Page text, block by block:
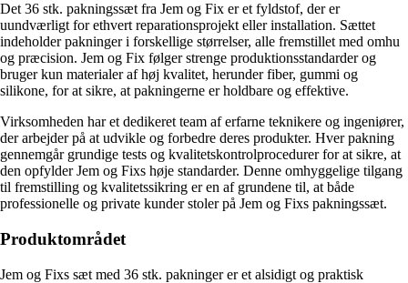
Det 36 stk. pakningssæt fra Jem og Fix er et fyldstof, der er
uundværligt for ethvert reparationsprojekt eller installation. Sættet
indeholder pakninger i forskellige størrelser, alle fremstillet med omhu
og præcision. Jem og Fix følger strenge produktionsstandarder og
bruger kun materialer af høj kvalitet, herunder fiber, gummi og
silikone, for at sikre, at pakningerne er holdbare og effektive.
Virksomheden har et dedikeret team af erfarne teknikere og ingeniører,
der arbejder på at udvikle og forbedre deres produkter. Hver pakning
gennemgår grundige tests og kvalitetskontrolprocedurer for at sikre, at
den opfylder Jem og Fixs høje standarder. Denne omhyggelige tilgang
til fremstilling og kvalitetssikring er en af grundene til, at både
professionelle og private kunder stoler på Jem og Fixs pakningssæt.
Produktområdet
Jem og Fixs sæt med 36 stk. pakninger er et alsidigt og praktisk